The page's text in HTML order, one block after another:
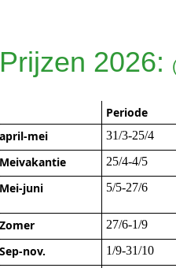
Prijzen 2026:
Periode
april-mei
31/3-25/4
Meivakantie 25/4-4/5
Mei-juni 5/5-27/6
Zomer 27/6-1/9
Sep-nov. 1/9-31/10